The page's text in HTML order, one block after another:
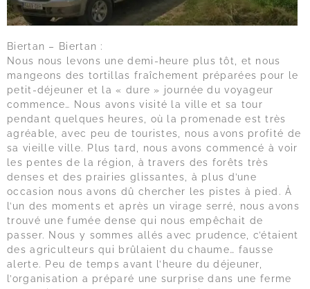
Biertan – Biertan :
Nous nous levons une demi-heure plus tôt, et nous
mangeons des tortillas fraîchement préparées pour le
petit-déjeuner et la « dure » journée du voyageur
commence… Nous avons visité la ville et sa tour
pendant quelques heures, où la promenade est très
agréable, avec peu de touristes, nous avons profité de
sa vieille ville. Plus tard, nous avons commencé à voir
les pentes de la région, à travers des forêts très
denses et des prairies glissantes, à plus d’une
occasion nous avons dû chercher les pistes à pied. À
l’un des moments et après un virage serré, nous avons
trouvé une fumée dense qui nous empêchait de
passer. Nous y sommes allés avec prudence, c’étaient
des agriculteurs qui brûlaient du chaume… fausse
alerte. Peu de temps avant l’heure du déjeuner,
l’organisation a préparé une surprise dans une ferme